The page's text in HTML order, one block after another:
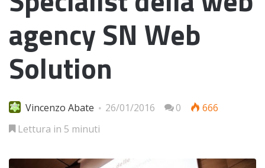
agency SN Web
Solution
Vincenzo Abate 26/01/2016 0
666
Lettura in 5 minuti